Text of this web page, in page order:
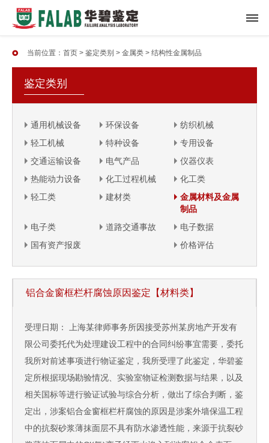
当前位置：首页 >鉴定类别 >金属类 >结构性金属制品
鉴定类别
通用机械设备 环保设备
纺织机械
轻工机械
特种设备
专用设备
交通运输设备
电气产品
仪器仪表
热能动力设备
化工过程机械
化工类
轻工类
建材类
金属材料及金属
制品
电子类
道路交通事故
电子数据
国有资产报废
价格评估
铝合金窗框栏杆腐蚀原因鉴定【材料类】
受理日期： 上海某律师事务所因接受苏州某房地产开发有
限公司委托代为处理建设工程中的合同纠纷事宜需要，委托
我所对前述事项进行物证鉴定，我所受理了此鉴定，华碧鉴
定所根据现场勘验情况、实验室物证检测数据与结果，以及
相关国标等进行验证试验与综合分析，做出了综合判断，鉴
定出，涉案铝合金窗框栏杆腐蚀的原因是涉案外墙保温工程
中的抗裂砂浆薄抹面层不具有防水渗透性能，来源于抗裂砂